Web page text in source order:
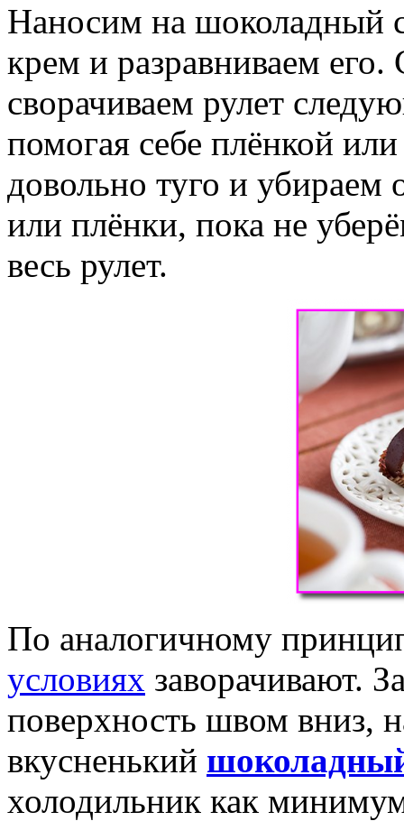
Наносим на шоколадный
крем и разравниваем
сворачиваем рулет
помогая себе плёнкой
довольно туго и
или плёнки, пока не
весь рулет.
По аналогичному
условиях заворачивают.
поверхность швом вниз,
вкусненький
холодильник как